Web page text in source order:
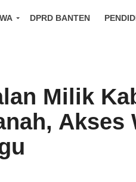
DPRD BANTEN
Milik
Akses